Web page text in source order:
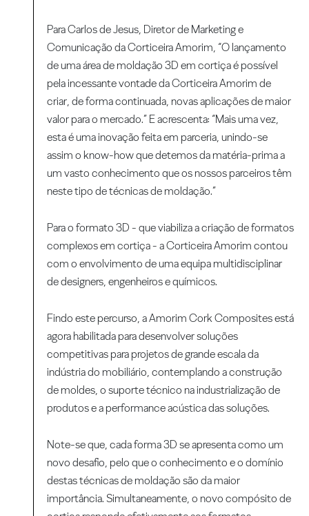
Para Carlos de Jesus, Diretor de Marketing e
Comunicação da Corticeira Amorim, “O lançamento
de uma área de moldação 3D em cortiça é possível
pela incessante vontade da Corticeira Amorim de
criar, de forma continuada, novas aplicações de maior
valor para o mercado.” E acrescenta: “Mais uma vez,
esta é uma inovação feita em parceria, unindo-se
assim o know-how que detemos da matéria-prima a
um vasto conhecimento que os nossos parceiros têm
neste tipo de técnicas de moldação.”
Para o formato 3D - que viabiliza a criação de formatos
complexos em cortiça - a Corticeira Amorim contou
com o envolvimento de uma equipa multidisciplinar
de designers, engenheiros e químicos.
Findo este percurso, a Amorim Cork Composites está
agora habilitada para desenvolver soluções
competitivas para projetos de grande escala da
indústria do mobiliário, contemplando a construção
de moldes, o suporte técnico na industrialização de
produtos e a performance acústica das soluções.
Note-se que, cada forma 3D se apresenta como um
novo desafio, pelo que o conhecimento e o domínio
destas técnicas de moldação são da maior
importância. Simultaneamente, o novo compósito de